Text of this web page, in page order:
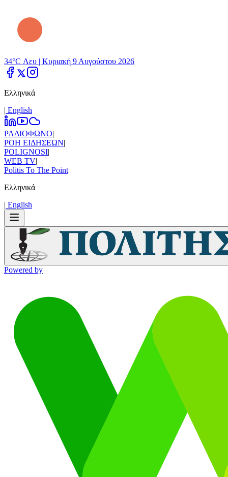
34°C Λευ | Κυριακή 9 Αυγούστου 2026
Ελληνικά
| Εnglish
ΡΑΔΙΟΦΩΝΟ|
ΡΟΗ ΕΙΔΗΣΕΩΝ|
POLIGNOSI|
WEB TV|
Politis To The Point
Ελληνικά
| Εnglish
Powered by